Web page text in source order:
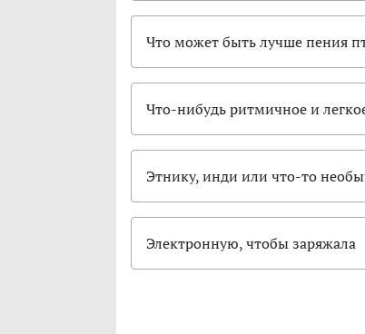
Что может быть лучше пения
Что-нибудь ритмичное и
Этнику, инди или что-то
Электронную, чтобы заряжала